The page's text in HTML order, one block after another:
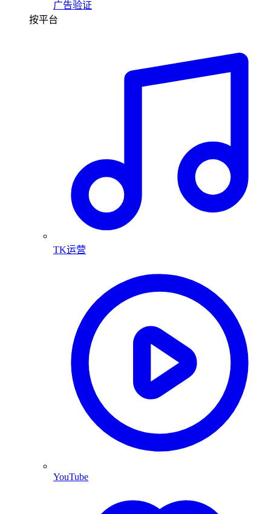
广告验证
按平台
TK运营
YouTube